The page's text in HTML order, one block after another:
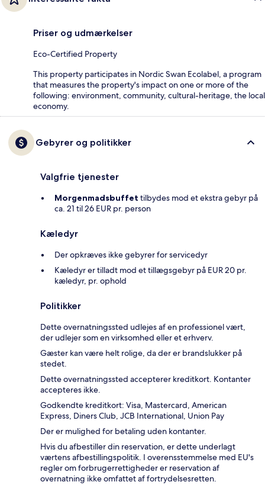
Priser og udmærkelser
Eco-Certified Property
This property participates in Nordic Swan Ecolabel, a program
that measures the property's impact on one or more of the
following: environment, community, cultural-heritage, the local
economy.
Gebyrer og politikker
Valgfrie tjenester
Morgenmadsbuffet tilbydes mod et ekstra gebyr på
ca. 21 til 26 EUR pr. person
Kæledyr
Der opkræves ikke gebyrer for servicedyr
Kæledyr er tilladt mod et tillægsgebyr på EUR 20 pr.
kæledyr, pr. ophold
Politikker
Dette overnatningssted udlejes af en professionel vært,
der udlejer som en virksomhed eller et erhverv.
Gæster kan være helt rolige, da der er brandslukker på
stedet.
Dette overnatningssted accepterer kreditkort. Kontanter
accepteres ikke.
Godkendte kreditkort: Visa, Mastercard, American
Express, Diners Club, JCB International, Union Pay
Der er mulighed for betaling uden kontanter.
Hvis du afbestiller din reservation, er dette underlagt
værtens afbestillingspolitik. I overensstemmelse med EU's
regler om forbrugerrettigheder er reservation af
overnatning ikke omfattet af fortrydelsesretten.